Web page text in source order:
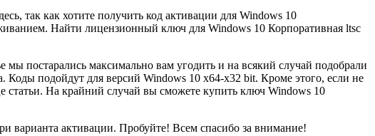
так как хотите получить код активации для Windows 10
Найти лицензионный ключ для Windows 10 Корпоративная ltsc
постарались максимально вам угодить и на всякий случай подобрали
Коды подойдут для версий Windows 10 x64-x32 bit. Кроме этого, если не
статьи. На крайний случай вы сможете купить ключ Windows 10
варианта активации. Пробуйте! Всем спасибо за внимание!